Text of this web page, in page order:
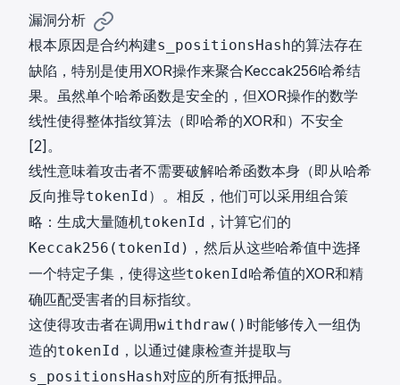
1
2
}
)
,
2
^
{
1
6
8
}
)
2
^
{
2
0
}
)
漏洞分析
根本原因是合约构建s_positionsHash的算法存在
缺陷，特别是使用XOR操作来聚合Keccak256哈希结
果。虽然单个哈希函数是安全的，但XOR操作的数学
线性使得整体指纹算法（即哈希的XOR和）不安全
[2]。
线性意味着攻击者不需要破解哈希函数本身（即从哈希
反向推导tokenId）。相反，他们可以采用组合策
略：生成大量随机tokenId ，计算它们的
Keccak256(tokenId) ，然后从这些哈希值中选择
一个特定子集，使得这些tokenId哈希值的XOR和精
确匹配受害者的目标指纹。
这使得攻击者在调用withdraw() 时能够传入一组伪
造的tokenId ，以通过健康检查并提取与
s_positionsHash对应的所有抵押品。